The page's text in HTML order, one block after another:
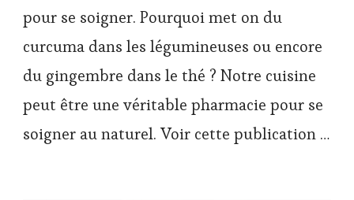
pour se soigner. Pourquoi met on du
curcuma dans les légumineuses ou encore
du gingembre dans le thé ? Notre cuisine
peut être une véritable pharmacie pour se
soigner au naturel. Voir cette publication …